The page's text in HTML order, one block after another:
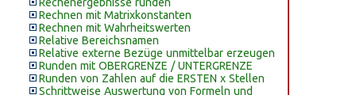
Rechnen mit Matrixkonstanten
Rechnen mit Wahrheitswerten
Relative Bereichsnamen
Relative externe Bezüge unmittelbar erzeugen
Runden mit OBERGRENZE / UNTERGRENZE
Runden von Zahlen auf die ERSTEN x Stellen
Schrittweise Auswertung von Formeln und